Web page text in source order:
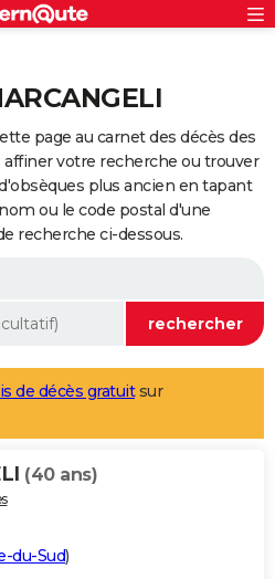
page au carnet des décès des
affiner votre recherche ou trouver
plus ancien en tapant
ou le code postal d'une
recherche ci-dessous.
de décès gratuitsur
(40 ans)
du-Sud)